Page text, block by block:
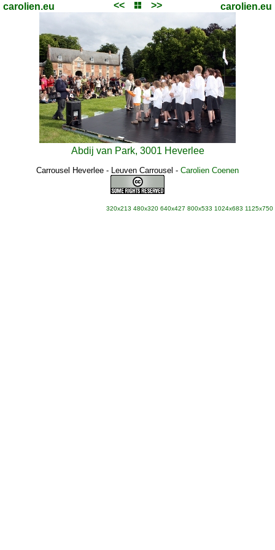
carolien.eu << >> carolien.eu
Abdij van Park, 3001 Heverlee
Carrousel Heverlee - Leuven Carrousel - Carolien Coenen
320x213 480x320 640x427 800x533 1024x683 1125x750